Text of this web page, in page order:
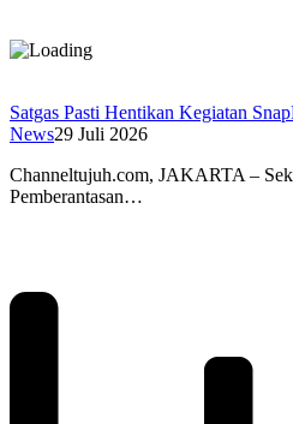
Satgas Pasti Hentikan Kegiatan
News29 Juli 2026
Channeltujuh.com, JAKARTA –
Pemberantasan…